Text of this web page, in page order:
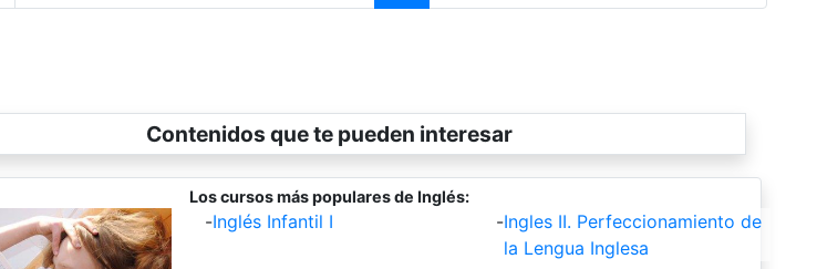
Contenidos que te pueden interesar
Los cursos más populares de Inglés:
-Inglés Infantil I -Ingles II. Perfeccionamiento de
la Lengua Inglesa